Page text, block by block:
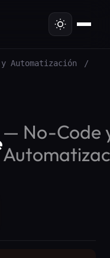
y Automatización
/
— No-Code